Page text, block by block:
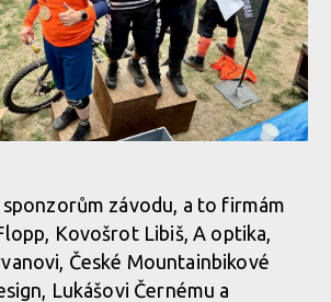
v Polabí? Zájem o závod předčil
závodu, a to firmám
Kovošrot Libiš, A optika,
České Mountainbikové
Lukášovi Černému a